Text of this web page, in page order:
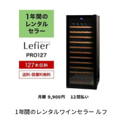
1年間のレンタルワインセラー ルフ